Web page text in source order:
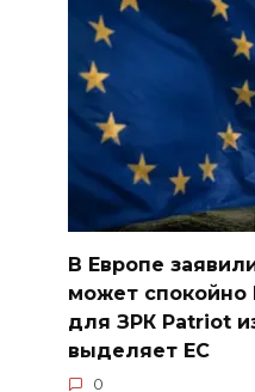
В Европе
может
для ЗРК Patriot
выделяет ЕС
0